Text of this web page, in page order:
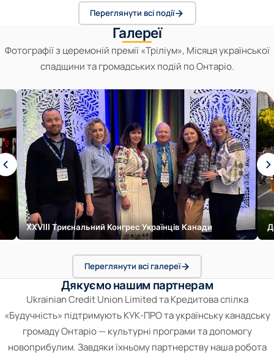
Переглянути всі події
Галереї
Фотографії з церемоній премії «Тріліум», Місяця української
спадщини та громадських подій по Онтаріо.
XXVIII Триєнальний Конгрес Українців Канади
Переглянути всі галереї
Дякуємо нашим партнерам
Ukrainian Credit Union Limited та Кредитова спілка
«Будучність» підтримують КУК-ПРО та українську канадську
громаду Онтаріо — культурні програми та допомогу
новоприбулим. Завдяки їхньому партнерству наша робота